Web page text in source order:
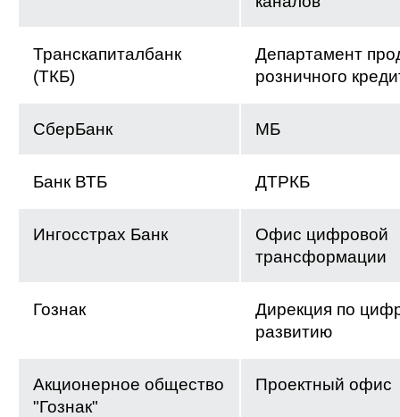
Транскапиталбанк
(ТКБ)
Департамент
розничного
СберБанк МБ
Банк ВТБ ДТРКБ
Ингосстрах Банк
Офис цифровой
трансформации
Гознак
Дирекция по
развитию
Акционерное общество
"Гознак"
Проектный офис